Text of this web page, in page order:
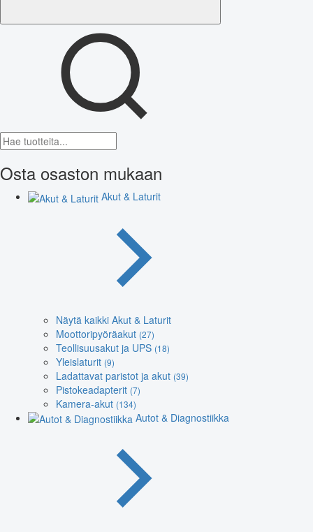
Osta osaston mukaan
Akut & Laturit
Näytä kaikki Akut & Laturit
Moottoripyöräakut (27)
Teollisuusakut ja UPS (18)
Yleislaturit (9)
Ladattavat paristot ja akut (39)
Pistokeadapterit (7)
Kamera-akut (134)
Autot & Diagnostiikka